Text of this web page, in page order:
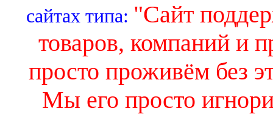
сайтах типа: "Сайт
товаров, компаний и
просто проживём без
Мы его просто